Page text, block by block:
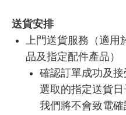
送貨安排
上門送貨服務（適
品及指定配件產品）
確認訂單成功及
選取的指定送貨日
我們將不會致電確